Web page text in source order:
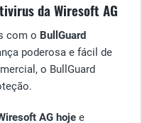
da Wiresoft AG
com o BullGuard
poderosa e fácil de
o BullGuard
AG hoje e